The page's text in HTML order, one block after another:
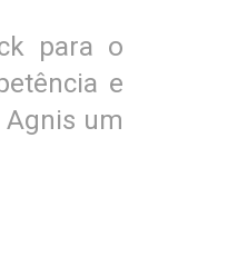
para o
e
um